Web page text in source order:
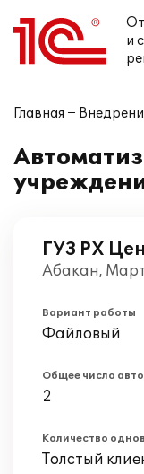
и
Главная
ГУЗ РХ
Абакан, Март
Вариант работы
Файловый
Общее число
2
Количество
Толстый